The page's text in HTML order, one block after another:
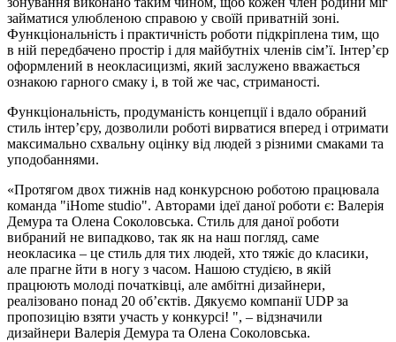
займатися улюбленою справою у своїй приватній зоні.
Функціональність і практичність роботи підкріплена тим, що
в ній передбачено простір і для майбутніх членів сім’ї. Інтер’єр
оформлений в неокласицизмі, який заслужено вважається
ознакою гарного смаку і, в той же час, стриманості.
Функціональність, продуманість концепції і вдало обраний
стиль інтер’єру, дозволили роботі вирватися вперед і отримати
максимально схвальну оцінку від людей з різними смаками та
уподобаннями.
«Протягом двох тижнів над конкурсною роботою працювала
команда "iHome studio". Авторами ідеї даної роботи є: Валерія
Демура та Олена Соколовська. Стиль для даної роботи
вибраний не випадково, так як на наш погляд, саме
неокласика – це стиль для тих людей, хто тяжіє до класики,
але прагне йти в ногу з часом. Нашою студією, в якій
працюють молоді початківці, але амбітні дизайнери,
реалізовано понад 20 об’єктів. Дякуємо компанії UDP за
пропозицію взяти участь у конкурсі! ", – відзначили
дизайнери Валерія Демура та Олена Соколовська.